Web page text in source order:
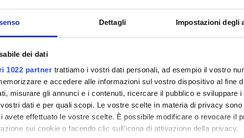
Dettagli Impostazioni degli
dei dati
1022 partner trattiamo i vostri dati personali, ad esempio il vostro
e accedere alle informazioni sul vostro dispositivo al fine
misurare gli annunci e i contenuti, ricercare il pubblico e sviluppare
dati e per quali scopi. Le vostre scelte in materia di privacy
avete effettuato le vostre scelte. È possibile modificare o revocare il
sui cookie o facendo clic sull'icona di attivazione della privacy.